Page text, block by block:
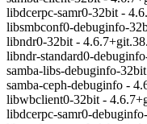
libdcerpc-samr0-32bit -
libsmbconf0-debuginfo-
libndr0-32bit -
libndr-standard0-
samba-libs-debuginfo-
samba-ceph-debuginfo -
libwbclient0-32bit -
libdcerpc-samr0-